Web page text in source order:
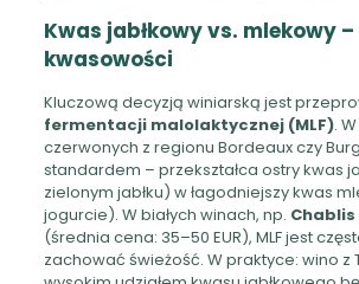
Kwas jabłkowy vs. mlekowy
kwasowości
Kluczową decyzją winiarską jest
fermentacji malolaktycznej (MLF).
czerwonych z regionu Bordeaux czy
standardem – przekształca ostry kwas
zielonym jabłku) w łagodniejszy kwas
jogurcie). W białych winach, np. Chablis
(średnia cena: 35–50 EUR), MLF jest
zachować świeżość. W praktyce: wino z